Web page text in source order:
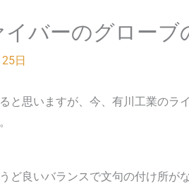
バーのグロー
日
と思いますが、今、有川工業の
ど良いバランスで文句の付け所が